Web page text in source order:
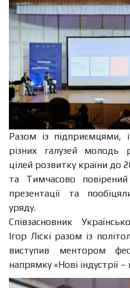
Разом із підприємцями,
різних галузей молодь
цілей розвитку країни до
та Тимчасово
презентації та
уряду.
Співзасновник
Ігор Ліскі разом із
виступив ментором
напрямку «Нові індустрії